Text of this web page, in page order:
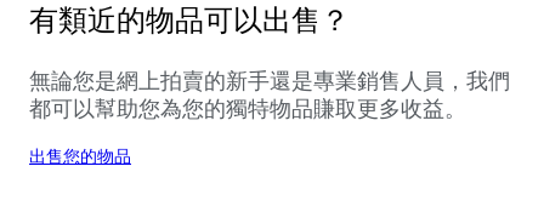
有類近的物品可以出售？
無論您是網上拍賣的新手還是專業銷售人員，我們
都可以幫助您為您的獨特物品賺取更多收益。
出售您的物品